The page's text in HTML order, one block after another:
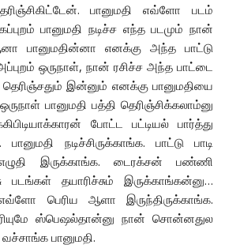
பானுமதி எவ்ளோ படம்
பானுமதி நடிச்ச எந்த படமும் நான்
பானுமதின்னா எனக்கு அந்த பாட்டு
ஒருநாள், நான் ரசிச்ச அந்த பாட்டை
தெரிஞ்சதும் இன்னும் எனக்கு பானுமதியை
பானுமதி பத்தி தெரிஞ்சிக்கலாம்னு
போட்ட பட்டியல் பார்த்து
நடிச்சிருக்காங்க. பாட்டு பாடி
இருக்காங்க. டைரக்சன் பண்ணி
படங்கள் தயாரிச்சும் இருக்காங்கன்னு…
பெரிய ஆளா இருந்திருக்காங்க.
ஸ்பெஷல்தான்னு நான் சொன்னதுல
பானுமதி.